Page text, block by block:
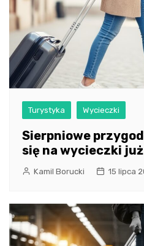
Turystyka Wycieczki
Sierpniowe
się na wycieczki
Kamil Borucki 15 lipca